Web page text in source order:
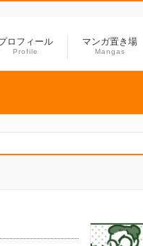
ロフィール
Profile
マンガ置き場
Mangas